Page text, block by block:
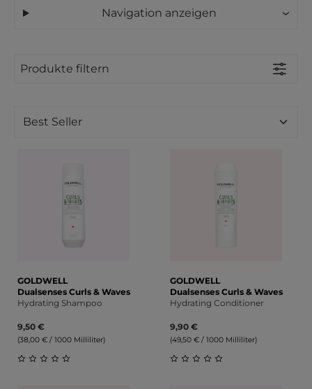
Navigation anzeigen
Produkte filtern
GOLDWELL
Dualsenses Curls & Waves
Hydrating Shampoo
9,50 €
(38,00 € / 1000 Milliliter)
GOLDWELL
Dualsenses Curls & Waves
Hydrating Conditioner
9,90 €
(49,50 € / 1000 Milliliter)